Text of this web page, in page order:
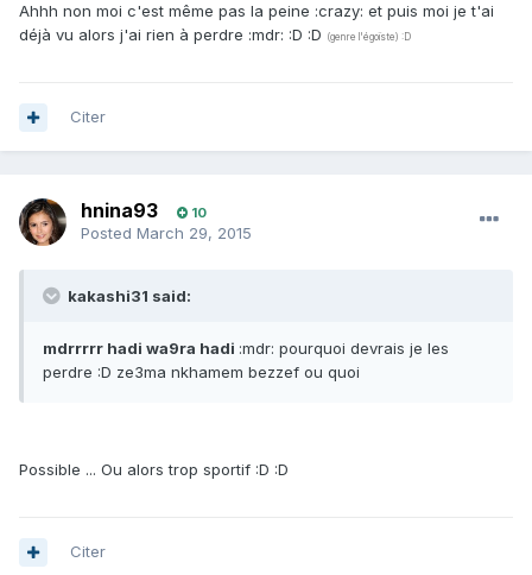
Ahhh non moi c'est même pas la peine :crazy: et puis moi je t'ai
déjà vu alors j'ai rien à perdre :mdr: :D :D (genre l'égoïste) :D
Citer
hnina93 10
Posted March 29, 2015
kakashi31 said:
mdrrrrr hadi wa9ra hadi :mdr: pourquoi devrais je les
perdre :D ze3ma nkhamem bezzef ou quoi
Possible ... Ou alors trop sportif :D :D
Citer